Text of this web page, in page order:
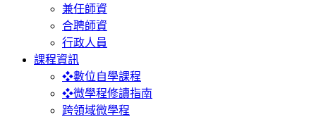
兼任師資
合聘師資
行政人員
課程資訊
❖數位自學課程
❖微學程修讀指南
跨領域微學程